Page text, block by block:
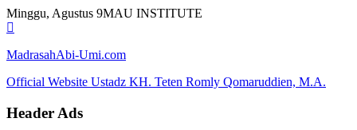
Skip
to
Minggu, Agustus 9MAU INSTITUTE
MadrasahAbi-Umi.com
Official Website Ustadz KH. Teten Romly Qomaruddien, M.A.
Header Ads